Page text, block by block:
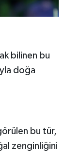
bilinen bu
doğa
bu tür,
zenginliğini